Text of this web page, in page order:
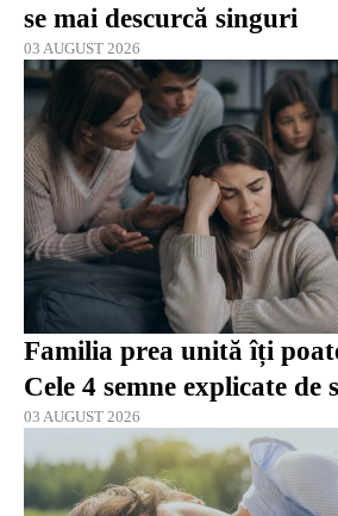
se mai descurcă singuri
03 AUGUST 2026
Familia prea unită îți
Cele 4 semne explicate de
03 AUGUST 2026